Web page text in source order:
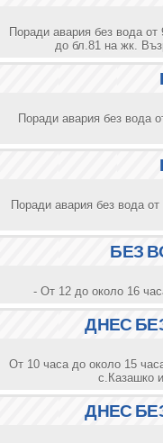
Поради авария без вода
до бл.81 на жк.
Поради авария без вода
Поради авария без вода
БЕЗ
- От 12 до около 16
ДНЕС
От 10 часа до около 15
с.Казашко
ДНЕС